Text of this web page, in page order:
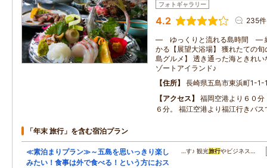
フォトギャラリー
4.2 235件
― ゆっくりと流れる島時間 ―
かる【展望大浴場】 獲れたての
島グルメ】 透き通った海ときれ
ゾートアイランド♪
住所
長崎県五島市東浜町1-1-
アクセス
福岡空港より６０
６分。 福江空港より福江行きバ
「年末 旅行」を含む宿泊プラン
≪素泊まりプラン≫～五島を思いっきり楽し
みたい！食事は外で食べる！という方におス
…す♪ 観光旅行やビジネス…